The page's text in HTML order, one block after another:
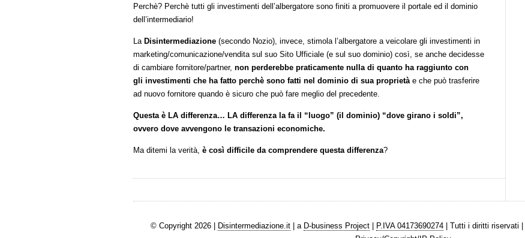
Perchè? Perchè tutti gli investimenti dell’albergatore sono finiti a promuovere il portale ed il dominio
dell’intermediario!
La Disintermediazione (secondo Nozio), invece, stimola l’albergatore a veicolare gli investimenti in
marketing/comunicazione/vendita sul suo Sito Ufficiale (e sul suo dominio) così, se anche decidesse
di cambiare fornitore/partner, non perderebbe praticamente nulla di quanto ha raggiunto con
gli investimenti che ha fatto perchè sono fatti nel dominio di sua proprietàe che può trasferire
ad nuovo fornitore quando è sicuro che può fare meglio del precedente.
Questa è LA differenza… LA differenza la fa il “luogo” (il dominio) “dove girano i soldi”,
ovvero dove avvengono le transazioni economiche.
Ma ditemi la verità, è così difficile da comprendere questa differenza?
© Copyright 2026 | Disintermediazione.it| a D-business Project| P.IVA 04173690274| Tutti i diritti riservati |